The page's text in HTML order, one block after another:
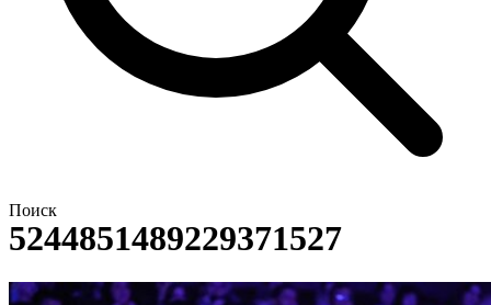
Поиск
5244851489229371527